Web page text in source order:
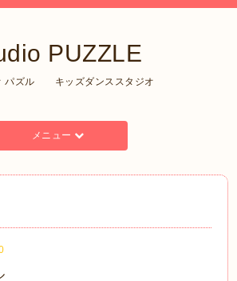
PUZZLE
パズル キッズダンススタジオ
メニュー